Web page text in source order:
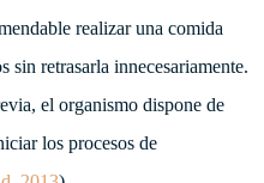
realizar una comida
sin retrasarla innecesariamente.
el organismo dispone de
los procesos de